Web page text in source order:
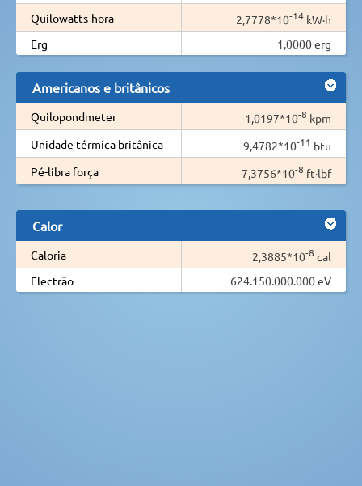
Quilowatts-hora
2,7778*10-14 kW·h
Erg
1,0000 erg
Americanos e britânicos
Quilopondmeter 1,0197*10-8 kpm
Unidade térmica britânica
9,4782*10-11 btu
Pé-libra força
7,3756*10-8 ft·lbf
Calor
Caloria 2,3885*10-8 cal
Electrão
624.150.000.000 eV